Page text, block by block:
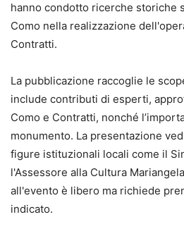
hanno condotto ricerche storiche
Como nella realizzazione
Contratti.
La pubblicazione raccoglie le
include contributi di esperti,
Como e Contratti, nonché
monumento. La presentazione
figure istituzionali locali come il
l'Assessore alla Cultura
all'evento è libero ma richiede
indicato.